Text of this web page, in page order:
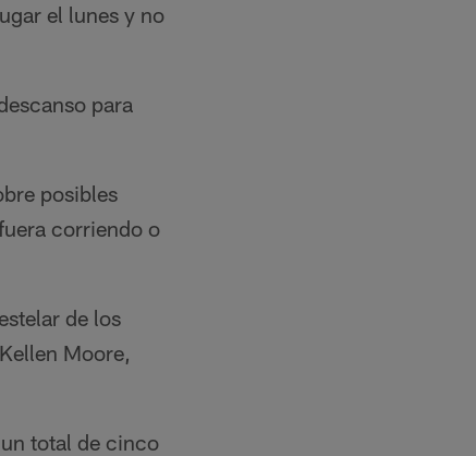
el lunes y no
para
posibles
corriendo o
de los
Moore,
total de cinco